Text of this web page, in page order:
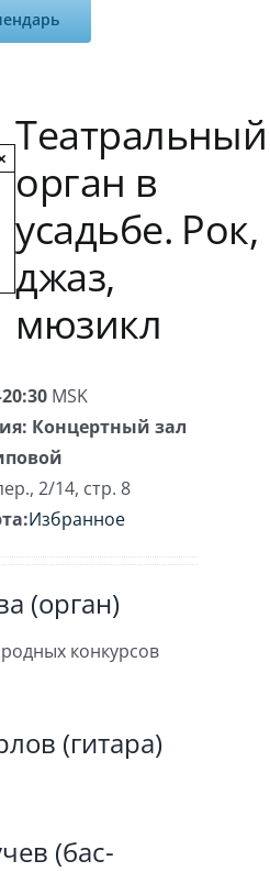
Театральный
орган в
усадьбе. Рок,
джаз,
мюзикл
MSK
Концертный зал
2/14, стр. 8
Избранное
(орган)
конкурсов
(гитара)
(бас-